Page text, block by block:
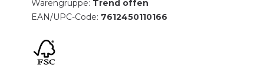
Warengruppe: Trend offen
EAN/UPC-Code: 7612450110166